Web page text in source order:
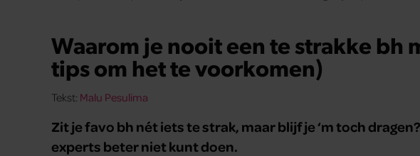
Waarom je nooit een te strakke bh
tips om het te voorkomen)
Tekst: Malu Pesulima
Zit je favo bh nét iets te strak, maar blijf je ‘m toch
experts beter niet kunt doen.